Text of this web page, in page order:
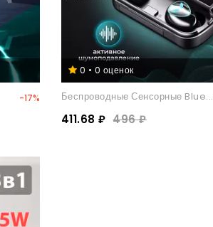
-17%
0 • 0 оценок
Беспроводные Сенсорные Blue...
411.68 ₽ 496 ₽